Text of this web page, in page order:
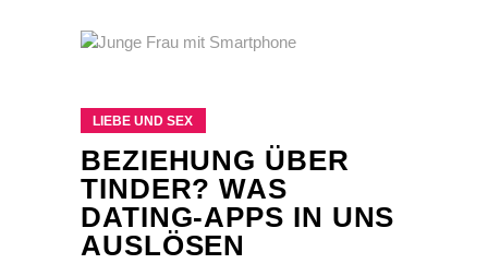
LIEBE UND SEX
BEZIEHUNG ÜBER
TINDER? WAS
DATING-APPS IN UNS
AUSLÖSEN